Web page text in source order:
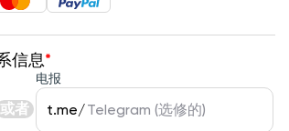
信息*
或者
电报
t.me/